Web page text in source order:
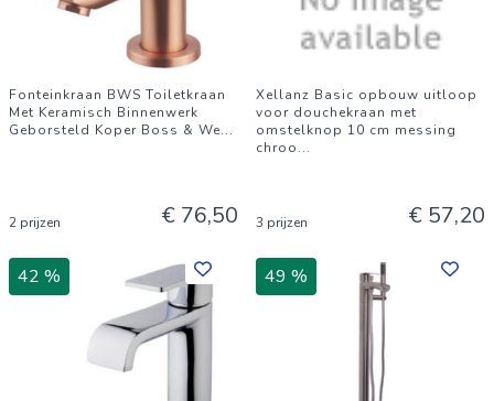
Fonteinkraan BWS Toiletkraan
Met Keramisch Binnenwerk
Geborsteld Koper Boss & We...
2 prijzen € 76,50
Xellanz Basic opbouw uitloop
voor douchekraan met
omstelknop 10 cm messing
chroo...
3 prijzen € 57,20
42 % 49 %